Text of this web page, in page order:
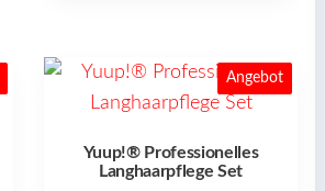
auf.
Angebot
Yuup!® Professionelles
Langhaarpflege Set